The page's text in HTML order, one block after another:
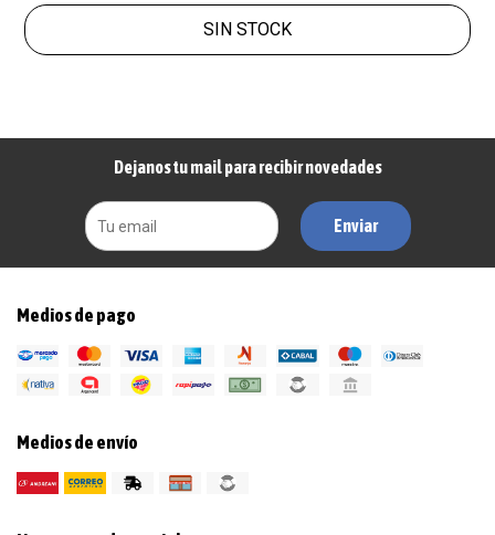
SIN STOCK
Dejanos tu mail para recibir novedades
Enviar
Medios de pago
Medios de envío